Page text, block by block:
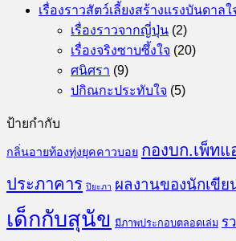
เรื่องราวสัตว์เลี้ยงสร้างแรงบันดาลใ
เรื่องราวจากญี่ปุ่น (2)
เรื่องจริงซาบซึ้งใจ (20)
ศนิศรา (9)
ปกิณกะประทับใจ (5)
ป้ายกำกับ
กลิ่นอายท้องทุ่งยุคคาวบอย กองบก.เพ็ท
ประภาคาร ปิยะภา ผลงานของนักเขีย
เด็กกับสุนัข มีภาพประกอบตลอดเล่ม ร